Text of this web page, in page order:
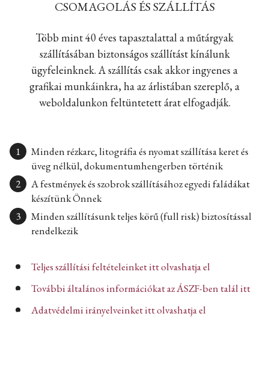
CSOMAGOLÁS ÉS SZÁLLÍTÁS
Több mint 40 éves tapasztalattal a műtárgyak
szállításában biztonságos szállítást kínálunk
ügyfeleinknek. A szállítás csak akkor ingyenes a
grafikai munkáinkra, ha az árlistában szereplő, a
weboldalunkon feltüntetett árat elfogadják.
Minden rézkarc, litográfia és nyomat szállítása keret és
üveg nélkül, dokumentumhengerben történik
A festmények és szobrok szállításához egyedi faládákat
készítünk Önnek
Minden szállításunk teljes körű (full risk) biztosítással
rendelkezik
Teljes szállítási feltételeinket itt olvashatja el
További általános információkat az ÁSZF-ben talál itt
Adatvédelmi irányelveinket itt olvashatja el